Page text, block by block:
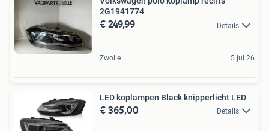
2G1941774
€ 249,99 Details
Zwolle 5 jul 26
LED koplampen Black knipperlicht LED
€ 365,00 Details